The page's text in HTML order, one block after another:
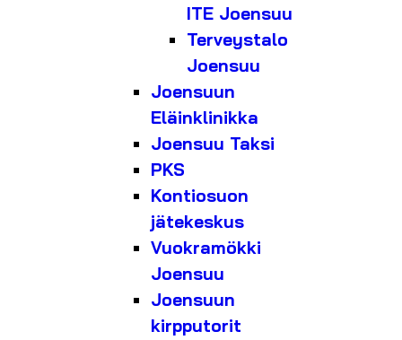
ITE Joensuu
Terveystalo
Joensuu
Joensuun
Eläinklinikka
Joensuu Taksi
PKS
Kontiosuon
jätekeskus
Vuokramökki
Joensuu
Joensuun
kirpputorit